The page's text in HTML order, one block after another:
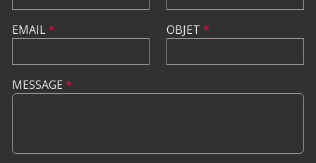
EMAIL* OBJET *
MESSAGE *